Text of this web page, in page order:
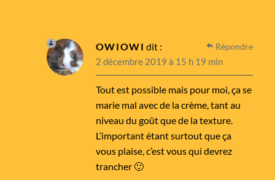
OWIOWI dit :
2 décembre 2019 à 15 h 19 min
Tout est possible mais pour moi, ça se
marie mal avec de la crème, tant au
niveau du goût que de la texture.
L’important étant surtout que ça
vous plaise, c’est vous qui devrez
trancher 🙂
Répondre